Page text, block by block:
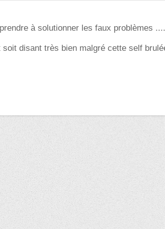
à solutionner les faux problèmes
disant très bien malgré cette self